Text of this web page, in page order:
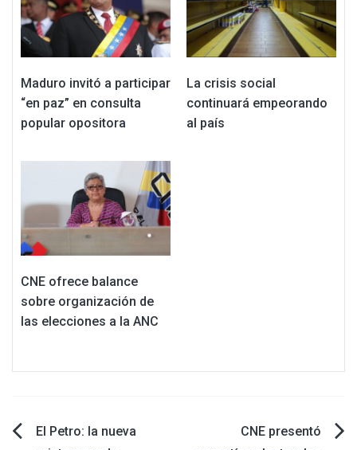
Maduro invitó a participar
“en paz” en consulta
popular opositora
La crisis social
continuará empeorando
al país
CNE ofrece balance
sobre organización de
las elecciones a la ANC
Navegación
El Petro: la nueva
CNE presentó